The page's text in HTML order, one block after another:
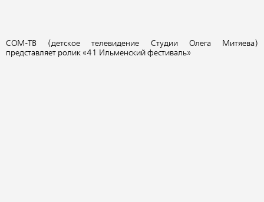
СОМ-ТВ (детское телевидение Студии Олега Митяева)
представляет ролик «41 Ильменский фестиваль»